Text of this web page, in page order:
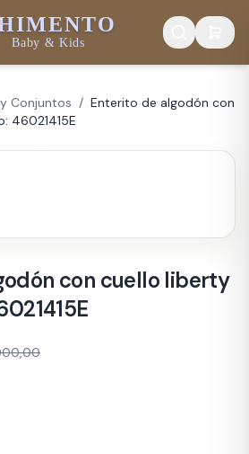
Baby & Kids
Conjuntos / Enterito de algodón con
46021415E
con cuello liberty